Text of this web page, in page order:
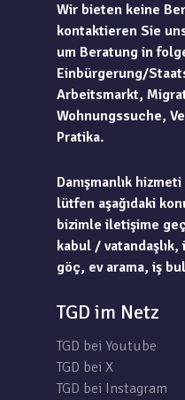
Wir bieten keine
kontaktieren Sie
um Beratung in
Einbürgerung/
Arbeitsmarkt,
Wohnungssuche,
Pratika.
Danışmanlık
lütfen aşağıdaki
bizimle iletişime
kabul / vatandaşlık,
göç, ev arama, iş
TGD im Netz
TGD bei Youtube
TGD bei X
TGD bei Instagram